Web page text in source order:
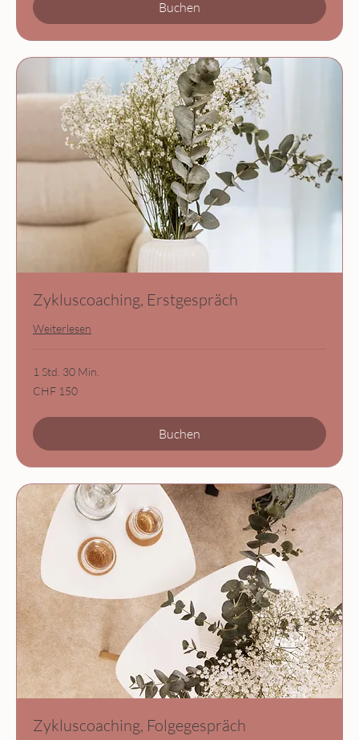
Buchen
Zykluscoaching, Erstgespräch
Weiterlesen
1 Std. 30 Min.
150
Schweizer
CHF 150
Buchen
Zykluscoaching, Folgegespräch